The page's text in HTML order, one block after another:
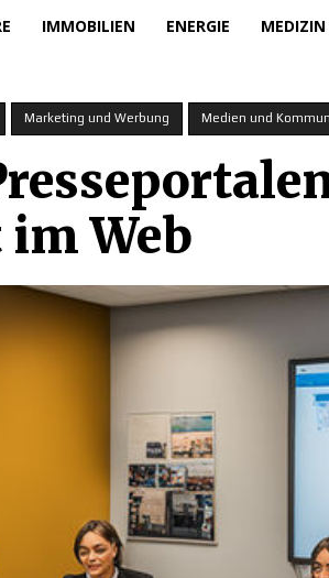
IMMOBILIEN ENERGIE MEDIZIN
Marketing und Werbung Medien und
Web